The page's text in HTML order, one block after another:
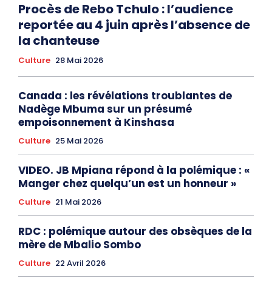
Procès de Rebo Tchulo : l’audience
reportée au 4 juin après l’absence de
la chanteuse
Culture 28 Mai 2026
Canada : les révélations troublantes de
Nadège Mbuma sur un présumé
empoisonnement à Kinshasa
Culture 25 Mai 2026
VIDEO. JB Mpiana répond à la polémique : «
Manger chez quelqu’un est un honneur »
Culture 21 Mai 2026
RDC : polémique autour des obsèques de la
mère de Mbalio Sombo
Culture 22 Avril 2026